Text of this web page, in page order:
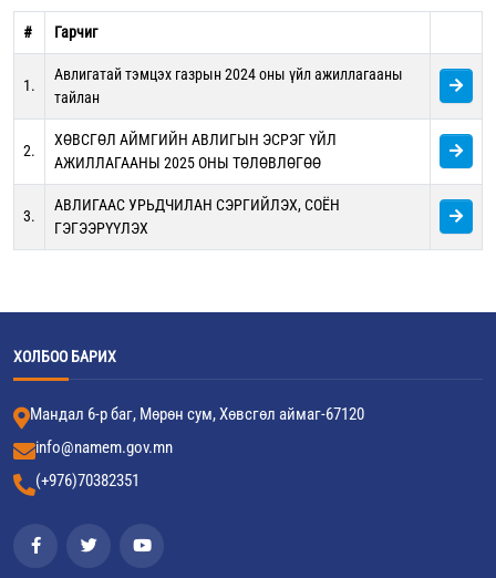
# Гарчиг
1.
Авлигатай тэмцэх газрын 2024 оны үйл ажиллагааны
тайлан
2.
ХӨВСГӨЛ АЙМГИЙН АВЛИГЫН ЭСРЭГ ҮЙЛ
АЖИЛЛАГААНЫ 2025 ОНЫ ТӨЛӨВЛӨГӨӨ
3.
АВЛИГААС УРЬДЧИЛАН СЭРГИЙЛЭХ, СОЁН
ГЭГЭЭРҮҮЛЭХ
ХОЛБОО БАРИХ
Мандал 6-р баг, Мөрөн сум, Хөвсгөл аймаг-67120
info@namem.gov.mn
(+976)70382351